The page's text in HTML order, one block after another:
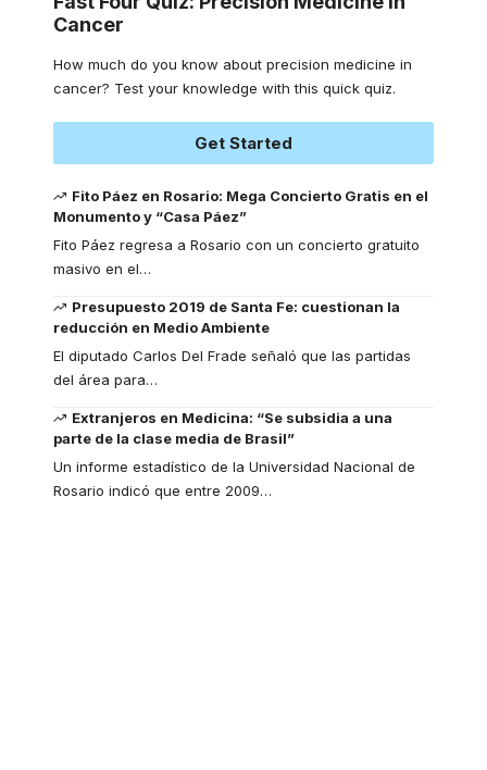
Cancer
How much do you know about precision medicine in
cancer? Test your knowledge with this quick quiz.
Get Started
Fito Páez en Rosario: Mega Concierto Gratis en el
Monumento y “Casa Páez”
Fito Páez regresa a Rosario con un concierto gratuito
masivo en el…
Presupuesto 2019 de Santa Fe: cuestionan la
reducción en Medio Ambiente
El diputado Carlos Del Frade señaló que las partidas
del área para…
Extranjeros en Medicina: “Se subsidia a una
parte de la clase media de Brasil”
Un informe estadístico de la Universidad Nacional de
Rosario indicó que entre 2009…